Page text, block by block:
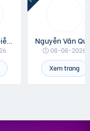
Nguyễn Thị Diễm Anh
08-08-2026
Xem trang